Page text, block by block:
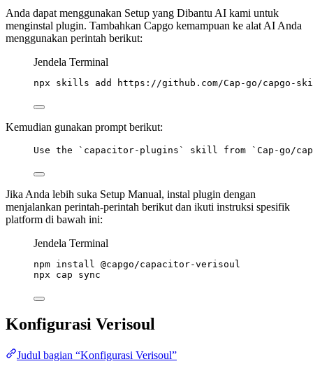
Anda dapat menggunakan Setup yang Dibantu AI kami untuk
menginstal plugin. Tambahkan Capgo kemampuan ke alat AI Anda
menggunakan perintah berikut:
Jendela Terminal
npx skills add https://github.com/Cap-go/capgo-
Kemudian gunakan prompt berikut:
Use the `capacitor-plugins` skill from `Cap-go/
Jika Anda lebih suka Setup Manual, instal plugin dengan
menjalankan perintah-perintah berikut dan ikuti instruksi spesifik
platform di bawah ini:
Jendela Terminal
npm install
@capgo/capacitor-verisoul
npx
cap sync
Konfigurasi Verisoul
Judul bagian “Konfigurasi Verisoul”